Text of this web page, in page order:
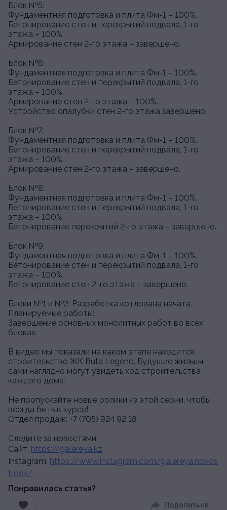
Блок №5:
Фундаментная подготовка и плита Фм-1 – 100%.
Бетонирование стен и перекрытий подвала, 1-го
этажа – 100%.
Армирование стен 2-го этажа – завершено.
Блок №6:
Фундаментная подготовка и плита Фм-1 – 100%.
Бетонирование стен и перекрытий подвала, 1-го
этажа – 100%.
Армирование стен 2-го этажа – 100%.
Устройство опалубки стен 2-го этажа завершено.
Блок №7:
Фундаментная подготовка и плита Фм-1 – 100%.
Бетонирование стен и перекрытий подвала, 1-го
этажа – 100%.
Армирование стен 2-го этажа – завершено.
Блок №8:
Фундаментная подготовка и плита Фм-1 – 100%.
Бетонирование стен и перекрытий подвала, 1-го
этажа – 100%.
Бетонирование перекрытий 2-го этажа – завершено.
Блок №9:
Фундаментная подготовка и плита Фм-1 – 100%.
Бетонирование стен и перекрытий подвала, 1-го
этажа – 100%.
Бетонирование стен 2-го этажа – завершено.
Блоки №1 и №2: Разработка котлована начата.
Планируемые работы:
Завершение основных монолитных работ во всех
блоках.
В видео мы показали на каком этапе находится
строительство ЖК Buta Legend. Будущие жильцы
сами наглядно могут увидеть ход строительства
каждого дома!
Не пропускайте новые ролики из этой серии, чтобы
всегда быть в курсе!
Отдел продаж: +7 (705) 924 92 18
Следите за новостями:
Сайт: https://galereya.kz
Instagram: https://www.instagram.com/galereya.novos
troek/
Понравилась статья?
Поделиться